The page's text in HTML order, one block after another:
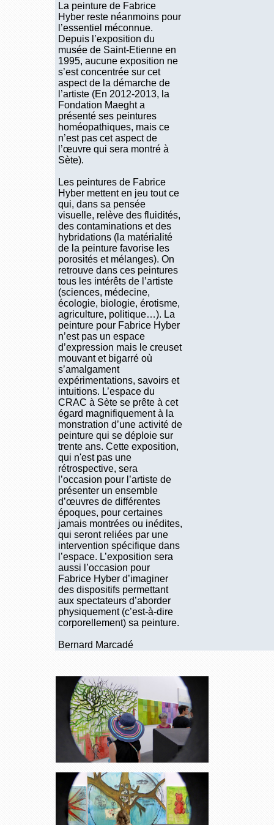
La peinture de Fabrice
Hyber reste néanmoins pour
l’essentiel méconnue.
Depuis l’exposition du
musée de Saint-Etienne en
1995, aucune exposition ne
s’est concentrée sur cet
aspect de la démarche de
l’artiste (En 2012-2013, la
Fondation Maeght a
présenté ses peintures
homéopathiques, mais ce
n’est pas cet aspect de
l’œuvre qui sera montré à
Sète).
Les peintures de Fabrice
Hyber mettent en jeu tout ce
qui, dans sa pensée
visuelle, relève des fluidités,
des contaminations et des
hybridations (la matérialité
de la peinture favorise les
porosités et mélanges). On
retrouve dans ces peintures
tous les intérêts de l’artiste
(sciences, médecine,
écologie, biologie, érotisme,
agriculture, politique…). La
peinture pour Fabrice Hyber
n’est pas un espace
d’expression mais le creuset
mouvant et bigarré où
s’amalgament
expérimentations, savoirs et
intuitions. L’espace du
CRAC à Sète se prête à cet
égard magnifiquement à la
monstration d’une activité de
peinture qui se déploie sur
trente ans. Cette exposition,
qui n'est pas une
rétrospective, sera
l’occasion pour l’artiste de
présenter un ensemble
d’œuvres de différentes
époques, pour certaines
jamais montrées ou inédites,
qui seront reliées par une
intervention spécifique dans
l’espace. L’exposition sera
aussi l’occasion pour
Fabrice Hyber d’imaginer
des dispositifs permettant
aux spectateurs d’aborder
physiquement (c’est-à-dire
corporellement) sa peinture.
Bernard Marcadé